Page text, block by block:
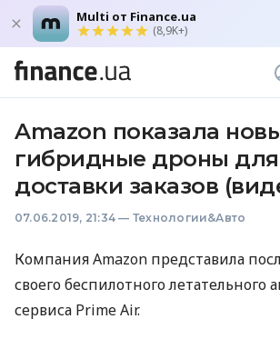
Multi от Finance.ua
(8,9K+)
Amazon показала
гибридные дроны для
доставки заказов
07.06.2019, 21:34 — Технологии&Авто
Компания Amazon представила
своего беспилотного летательного
сервиса Prime Air.